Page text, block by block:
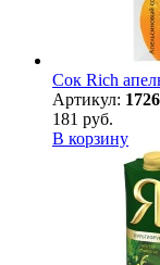
Сок Rich
Артикул:
181 руб.
В корзину